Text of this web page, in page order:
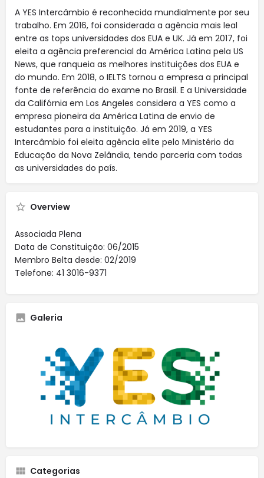
A YES Intercâmbio é reconhecida mundialmente por seu
trabalho. Em 2016, foi considerada a agência mais leal
entre as tops universidades dos EUA e UK. Já em 2017, foi
eleita a agência preferencial da América Latina pela US
News, que ranqueia as melhores instituições dos EUA e
do mundo. Em 2018, o IELTS tornou a empresa a principal
fonte de referência do exame no Brasil. E a Universidade
da Califórnia em Los Angeles considera a YES como a
empresa pioneira da América Latina de envio de
estudantes para a instituição. Já em 2019, a YES
Intercâmbio foi eleita agência elite pelo Ministério da
Educação da Nova Zelândia, tendo parceria com todas
as universidades do país.
Overview
Associada Plena
Data de Constituição: 06/2015
Membro Belta desde: 02/2019
Telefone: 41 3016-9371
Galeria
Categorias